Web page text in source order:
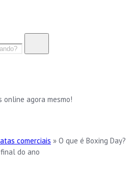
online agora mesmo!
comerciais » O que é Boxing Day?
do ano